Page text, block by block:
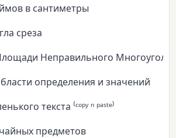
в сантиметры
среза
Неправильного
определения и значений
текста ⁽ᶜᵒᵖʸ ⁿ ᵖᵃˢᵗᵉ⁾
предметов